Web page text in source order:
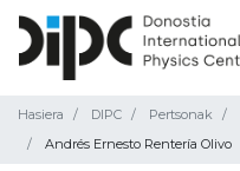
Hasiera DIPC Pertsonak
Andrés Ernesto Rentería Olivo